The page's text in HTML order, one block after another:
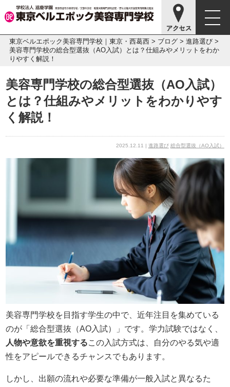
東京ベルエポック美容専門学校｜東京・西葛西> ブログ> 進路選び>
美容専門学校の総合型選抜（AO入試）とは？仕組みやメリットをわか
りやすく解説！
美容専門学校の総合型選抜（AO入試）
とは？仕組みやメリットをわかりやす
く解説！
2025.12.11 | 進路選び 総合型選抜（AO入試）
美容専門学校を目指す学生の中で、近年注目を集めている
のが「総合型選抜（AO入試）」です。学力試験ではなく、
人物や意欲を重視するこの入試方式は、自分のやる気や適
性をアピールできるチャンスでもあります。
しかし、出願の流れや必要な準備が一般入試と異なるた